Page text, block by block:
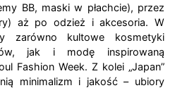
BB, maski w płachcie), przez
aż po odzież i akcesoria. W
zarówno kultowe kosmetyki
jak i modę inspirowaną
Fashion Week. Z kolei „Japan”
minimalizm i jakość – ubiory